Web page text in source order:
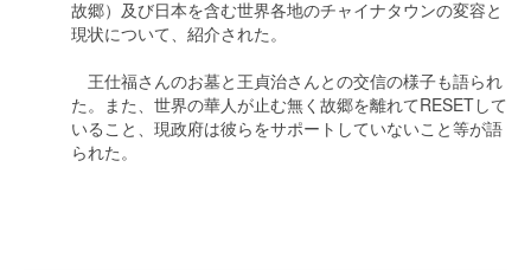
故郷）及び日本を含む世界各地のチャイナタウンの変容と
現状について、紹介された。
王仕福さんのお墓と王貞治さんとの交信の様子も語られ
た。また、世界の華人が止む無く故郷を離れてRESETして
いること、現政府は彼らをサポートしていないこと等が語
られた。